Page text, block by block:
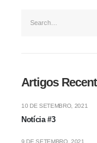
Artigos
Notícia #3
10 DE SETEMBRO, 2021
9 DE SETEMBRO, 2021